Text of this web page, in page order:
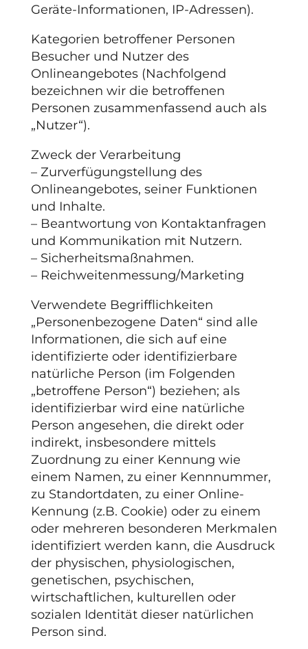
Geräte-Informationen, IP-Adressen).
Kategorien betroffener Personen
Besucher und Nutzer des
Onlineangebotes (Nachfolgend
bezeichnen wir die betroffenen
Personen zusammenfassend auch als
„Nutzer“).
Zweck der Verarbeitung
– Zurverfügungstellung des
Onlineangebotes, seiner Funktionen
und Inhalte.
– Beantwortung von Kontaktanfragen
und Kommunikation mit Nutzern.
– Sicherheitsmaßnahmen.
– Reichweitenmessung/Marketing
Verwendete Begrifflichkeiten
„Personenbezogene Daten“ sind alle
Informationen, die sich auf eine
identifizierte oder identifizierbare
natürliche Person (im Folgenden
„betroffene Person“) beziehen; als
identifizierbar wird eine natürliche
Person angesehen, die direkt oder
indirekt, insbesondere mittels
Zuordnung zu einer Kennung wie
einem Namen, zu einer Kennnummer,
zu Standortdaten, zu einer Online-
Kennung (z.B. Cookie) oder zu einem
oder mehreren besonderen Merkmalen
identifiziert werden kann, die Ausdruck
der physischen, physiologischen,
genetischen, psychischen,
wirtschaftlichen, kulturellen oder
sozialen Identität dieser natürlichen
Person sind.